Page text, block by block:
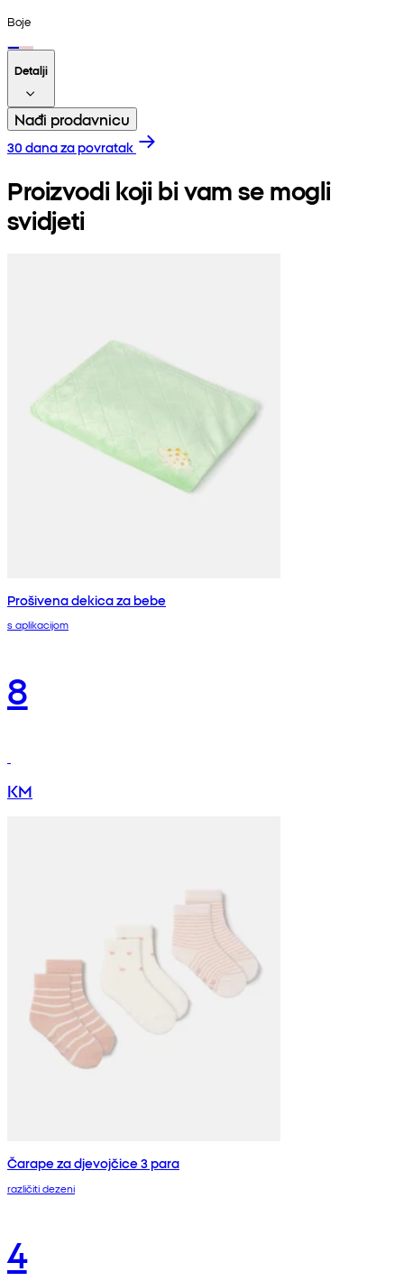
Boje
Detalji
Nađi prodavnicu
30 dana za povratak
Proizvodi koji bi vam se mogli
svidjeti
Prošivena dekica za bebe
s aplikacijom
8
KM
Čarape za djevojčice 3 para
različiti dezeni
4